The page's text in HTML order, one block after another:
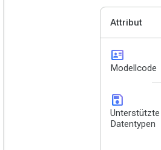
Attribut
id_card
Modellcode
save
Unterstützte
Datentypen